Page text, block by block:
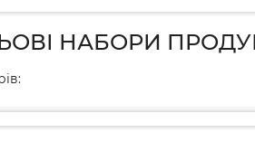
НАБОРИ